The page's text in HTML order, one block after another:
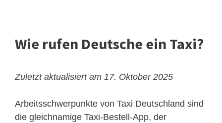
Wie rufen Deutsche ein Taxi?
Zuletzt aktualisiert am 17. Oktober 2025
Arbeitsschwerpunkte von Taxi Deutschland sind
die gleichnamige Taxi-Bestell-App, der